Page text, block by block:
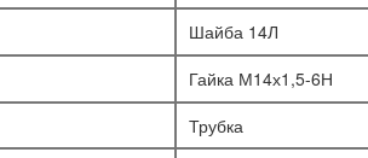
Шайба 14Л
Гайка М14х1,5-6Н
Трубка